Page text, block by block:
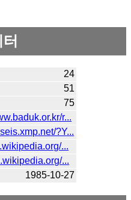
24
51
75
r...
?Y...
...
...
1985-10-27